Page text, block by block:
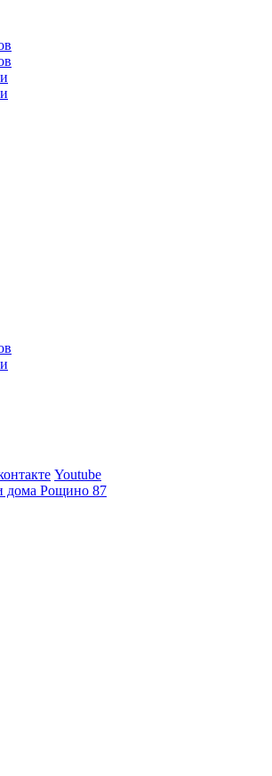
Youtube
дома Рощино 87